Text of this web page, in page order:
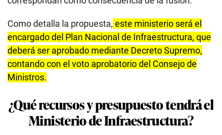
Ministros.
¿Qué recursos y presupuesto tendrá el
Ministerio de Infraestructura?
Recordemos que durante el
adoptaría sin generar gasto adicional al tesoro
público, dado que se solventa con el presupuesto